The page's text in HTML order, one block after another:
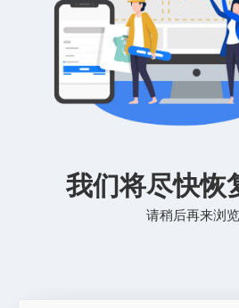
我们将尽快恢
请稍后再来浏览